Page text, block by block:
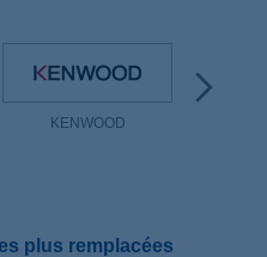
KENWOOD
plus remplacées